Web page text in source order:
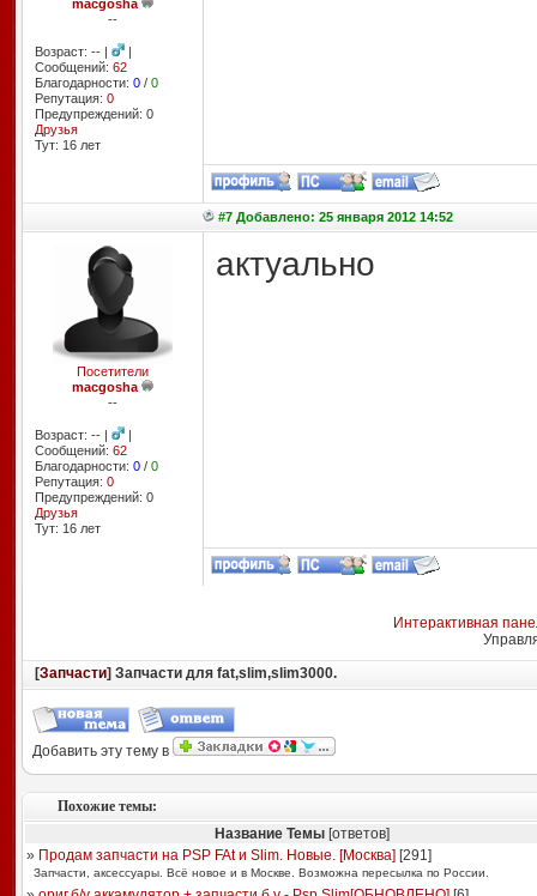
macgosha
--
Возраст: -- |
|
Сообщений: 62
Благодарности: 0/ 0
Репутация: 0
Предупреждений: 0
Друзья
Тут: 16 лет
#7 Добавлено: 25 января 2012 14:52
Посетители
macgosha
--
Возраст: -- |
|
Сообщений: 62
Благодарности: 0/ 0
Репутация: 0
Предупреждений: 0
Друзья
Тут: 16 лет
актуально
Интерактивная
[Запчасти] Запчасти для fat,slim,slim3000.
Добавить эту тему в
Похожие темы:
Название Темы[ответов]
» Продам запчасти на PSP FAt и Slim. Новые. [Москва] [291]
Запчасти, аксессуары. Всё новое и в Москве. Возможна пересылка по России.